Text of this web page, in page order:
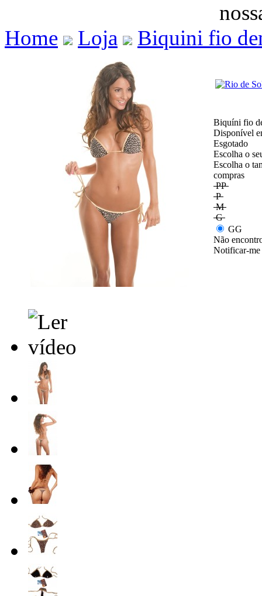
Home
Loja Biquini fio
Biquíni fio
Disponível
Esgotado
Escolha o
Escolha o
compras
PP
P
M
G
GG
Não
Notificar-me